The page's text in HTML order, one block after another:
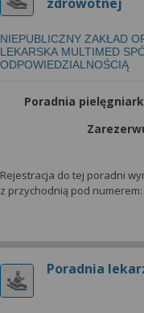
NIEPUBLICZNY ZAKŁAD
LEKARSKA MULTIMED
ODPOWIEDZIALNOŚCIĄ
Poradnia
Rejestracja do tej poradni
z przychodnią pod numerem:
Poradnia